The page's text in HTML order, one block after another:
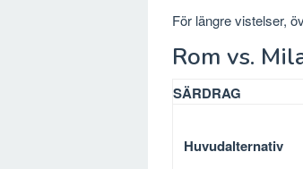
För längre vistelser,
Rom vs.
SÄRDRAG
Huvudalternativ